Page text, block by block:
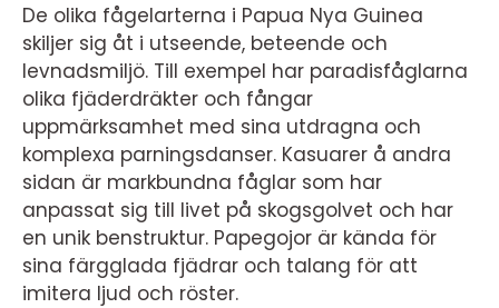
De olika fågelarterna i Papua Nya Guinea
skiljer sig åt i utseende, beteende och
levnadsmiljö. Till exempel har paradisfåglarna
olika fjäderdräkter och fångar
uppmärksamhet med sina utdragna och
komplexa parningsdanser. Kasuarer å andra
sidan är markbundna fåglar som har
anpassat sig till livet på skogsgolvet och har
en unik benstruktur. Papegojor är kända för
sina färgglada fjädrar och talang för att
imitera ljud och röster.